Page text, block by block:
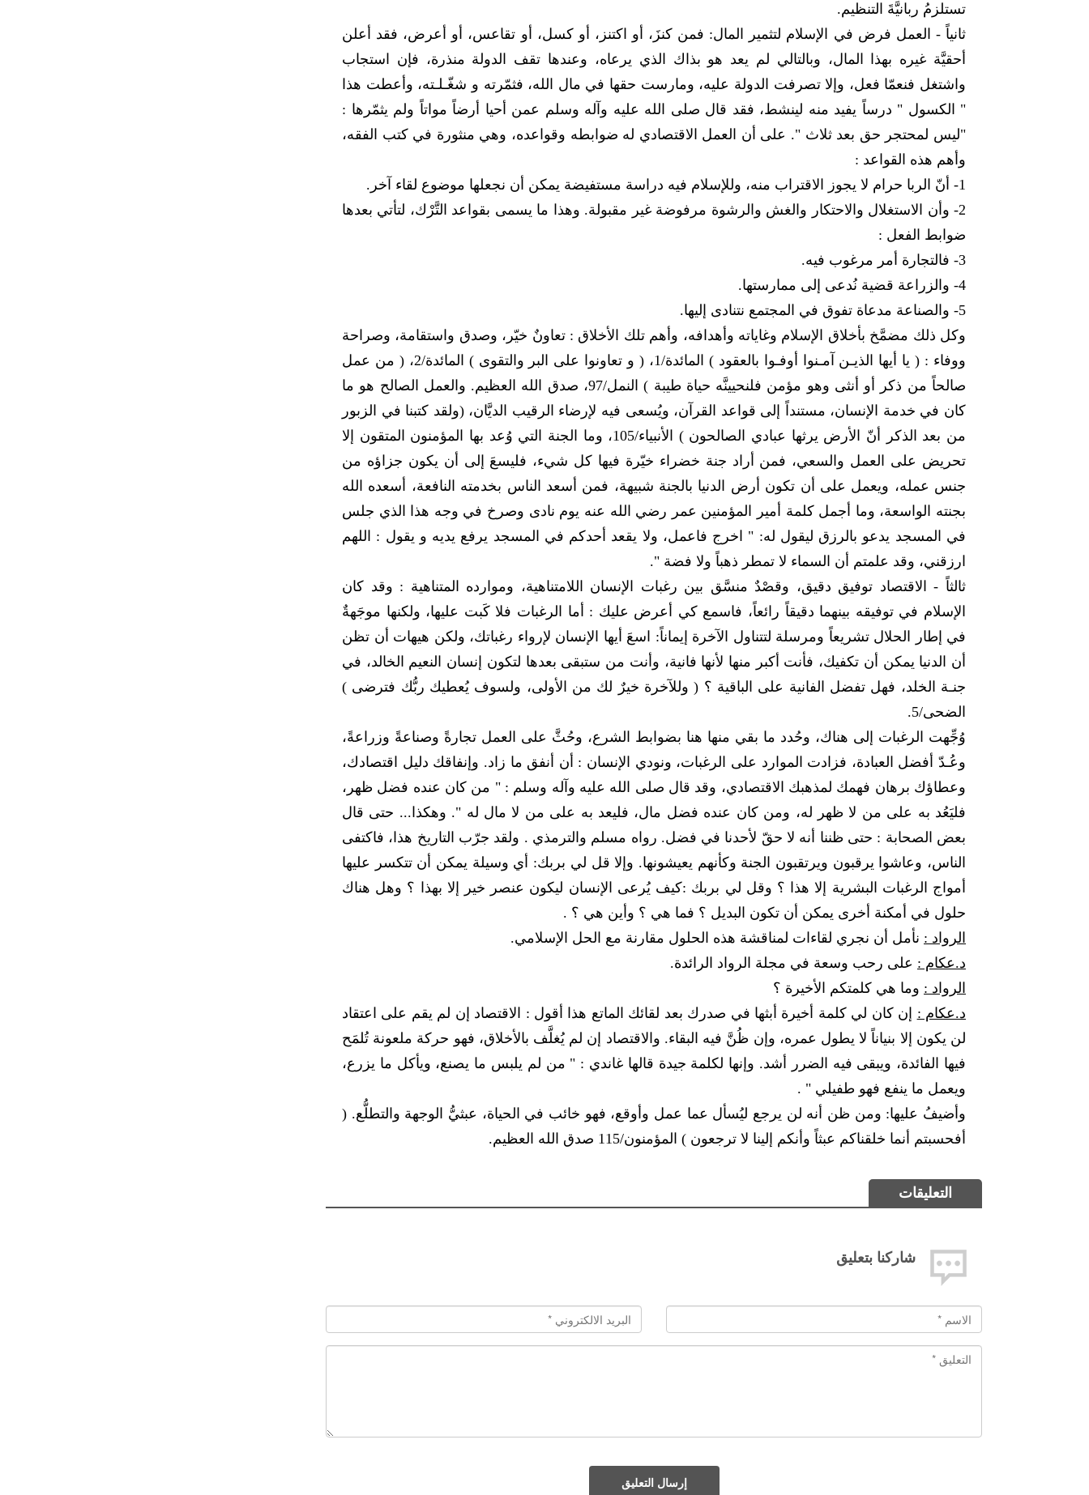
تستلزمُ ربانيَّةَ التنظيم.
ثانياً - العمل فرض في الإسلام لتثمير المال: فمن كنزَ، أو اكتنز، أو كسل، أو تقاعس، أو أعرض، فقد أعلن
أحقيَّة غيره بهذا المال، وبالتالي لم يعد هو بذاك الذي يرعاه، وعندها تقف الدولة منذرة، فإن استجاب
واشتغل فنعمّا فعل، وإلا تصرفت الدولة عليه، ومارست حقها في مال الله، فثمّرته و شغّـلـته، وأعطت هذا
" الكسول " درساً يفيد منه لينشط، فقد قال صلى الله عليه وآله وسلم عمن أحيا أرضاً مواتاً ولم يثمّرها :
"ليس لمحتجر حق بعد ثلاث ". على أن العمل الاقتصادي له ضوابطه وقواعده، وهي منثورة في كتب الفقه،
وأهم هذه القواعد :
1- أنّ الربا حرام لا يجوز الاقتراب منه، وللإسلام فيه دراسة مستفيضة يمكن أن نجعلها موضوع لقاء آخر.
2- وأن الاستغلال والاحتكار والغش والرشوة مرفوضة غير مقبولة. وهذا ما يسمى بقواعد التَّرْك، لتأتي بعدها
ضوابط الفعل :
3- فالتجارة أمر مرغوب فيه.
4- والزراعة قضية نُدعى إلى ممارستها.
5- والصناعة مدعاة تفوق في المجتمع نتنادى إليها.
وكل ذلك مضمَّخ بأخلاق الإسلام وغاياته وأهدافه، وأهم تلك الأخلاق : تعاونٌ خيّر، وصدق واستقامة، وصراحة
ووفاء : ( يا أيها الذيـن آمـنوا أوفـوا بالعقود ) المائدة/1، ( و تعاونوا على البر والتقوى ) المائدة/2، ( من عمل
صالحاً من ذكر أو أنثى وهو مؤمن فلنحيينَّه حياة طيبة ) النمل/97، صدق الله العظيم. والعمل الصالح هو ما
كان في خدمة الإنسان، مستنداً إلى قواعد القرآن، ويُسعى فيه لإرضاء الرقيب الديَّان، (ولقد كتبنا في الزبور
من بعد الذكر أنّ الأرض يرثها عبادي الصالحون ) الأنبياء/105، وما الجنة التي وُعد بها المؤمنون المتقون إلا
تحريض على العمل والسعي، فمن أراد جنة خضراء خيّرة فيها كل شيء، فليسعَ إلى أن يكون جزاؤه من
جنس عمله، ويعمل على أن تكون أرض الدنيا بالجنة شبيهة، فمن أسعد الناس بخدمته النافعة، أسعده الله
بجنته الواسعة، وما أجمل كلمة أمير المؤمنين عمر رضي الله عنه يوم نادى وصرخ في وجه هذا الذي جلس
في المسجد يدعو بالرزق ليقول له: " اخرج فاعمل، ولا يقعد أحدكم في المسجد يرفع يديه و يقول : اللهم
ارزقني، وقد علمتم أن السماء لا تمطر ذهباً ولا فضة ".
ثالثاً - الاقتصاد توفيق دقيق، وقصْدٌ منسَّق بين رغبات الإنسان اللامتناهية، وموارده المتناهية : وقد كان
الإسلام في توفيقه بينهما دقيقاً رائعاً، فاسمع كي أعرض عليك : أما الرغبات فلا كَبت عليها، ولكنها موجَهةٌ
في إطار الحلال تشريعاً ومرسلة لتتناول الآخرة إيماناً: اسعَ أيها الإنسان لإرواء رغباتك، ولكن هيهات أن تظن
أن الدنيا يمكن أن تكفيك، فأنت أكبر منها لأنها فانية، وأنت من ستبقى بعدها لتكون إنسان النعيم الخالد، في
جنـة الخلد، فهل تفضل الفانية على الباقية ؟ ( وللآخرة خيرٌ لك من الأولى، ولسوف يُعطيك ربُّك فترضى )
الضحى/5.
وُجِّهت الرغبات إلى هناك، وحُدد ما بقي منها هنا بضوابط الشرع، وحُثَّ على العمل تجارةً وصناعةً وزراعةً،
وعُـدّ أفضل العبادة، فزادت الموارد على الرغبات، ونودي الإنسان : أن أنفق ما زاد. وإنفاقك دليل اقتصادك،
وعطاؤك برهان فهمك لمذهبك الاقتصادي، وقد قال صلى الله عليه وآله وسلم : " من كان عنده فضل ظهر،
فليَعُد به على من لا ظهر له، ومن كان عنده فضل مال، فليعد به على من لا مال له ". وهكذا... حتى قال
بعض الصحابة : حتى ظننا أنه لا حقّ لأحدنا في فضل. رواه مسلم والترمذي . ولقد جرّب التاريخ هذا، فاكتفى
الناس، وعاشوا يرقبون ويرتقبون الجنة وكأنهم يعيشونها. وإلا قل لي بربك: أي وسيلة يمكن أن تتكسر عليها
أمواج الرغبات البشرية إلا هذا ؟ وقل لي بربك :كيف يُرعى الإنسان ليكون عنصر خير إلا بهذا ؟ وهل هناك
حلول في أمكنة أخرى يمكن أن تكون البديل ؟ فما هي ؟ وأين هي ؟ .
الرواد : نأمل أن نجري لقاءات لمناقشة هذه الحلول مقارنة مع الحل الإسلامي.
د.عكام : على رحب وسعة في مجلة الرواد الرائدة.
الرواد : وما هي كلمتكم الأخيرة ؟
د.عكام : إن كان لي كلمة أخيرة أبثها في صدرك بعد لقائك الماتع هذا أقول : الاقتصاد إن لم يقم على اعتقاد
لن يكون إلا بنياناً لا يطول عمره، وإن ظُنَّ فيه البقاء. والاقتصاد إن لم يُغلَّف بالأخلاق، فهو حركة ملعونة تُلمَح
فيها الفائدة، ويبقى فيه الضرر أشد. وإنها لكلمة جيدة قالها غاندي : " من لم يلبس ما يصنع، ويأكل ما يزرع،
ويعمل ما ينفع فهو طفيلي " .
وأضيفُ عليها: ومن ظن أنه لن يرجع ليُسأل عما عمل وأوقع، فهو خائب في الحياة، عبثيُّ الوجهة والتطلُّع. (
أفحسبتم أنما خلقناكم عبثاً وأنكم إلينا لا ترجعون ) المؤمنون/115 صدق الله العظيم.
التعليقات
شاركنا بتعليق
إرسال التعليق